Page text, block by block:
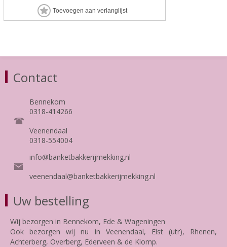
Contact
Bennekom
0318-414266
Veenendaal
0318-554004
info@banketbakkerijmekking.nl
veenendaal@banketbakkerijmekking.nl
Uw bestelling
Wij bezorgen in Bennekom, Ede & Wageningen
Ook bezorgen wij nu in Veenendaal, Elst (utr), Rhenen,
Achterberg, Overberg, Ederveen & de Klomp.